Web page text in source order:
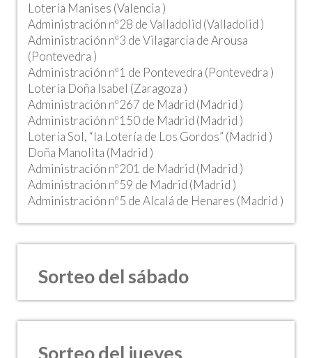
Lotería Manises (Valencia )
Administración nº28 de Valladolid (Valladolid )
Administración nº3 de Vilagarcía de Arousa
(Pontevedra )
Administración nº1 de Pontevedra (Pontevedra )
Lotería Doña Isabel (Zaragoza )
Administración nº267 de Madrid (Madrid )
Administración nº150 de Madrid (Madrid )
Lotería Sol, “la Lotería de Los Gordos” (Madrid )
Doña Manolita (Madrid )
Administración nº201 de Madrid (Madrid )
Administración nº59 de Madrid (Madrid )
Administración nº5 de Alcalá de Henares (Madrid )
Sorteo del sábado
Sorteo del jueves